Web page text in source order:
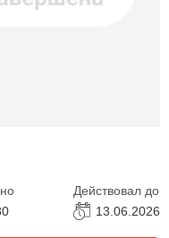
Действовал до
13.06.2026